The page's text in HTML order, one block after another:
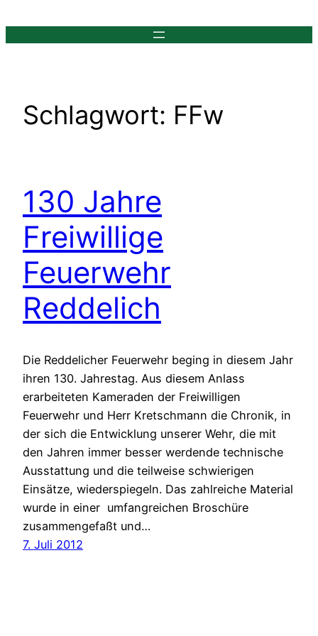
Schlagwort: FFw
130 Jahre
Freiwillige
Feuerwehr
Reddelich
Die Reddelicher Feuerwehr beging in diesem Jahr
ihren 130. Jahrestag. Aus diesem Anlass
erarbeiteten Kameraden der Freiwilligen
Feuerwehr und Herr Kretschmann die Chronik, in
der sich die Entwicklung unserer Wehr, die mit
den Jahren immer besser werdende technische
Ausstattung und die teilweise schwierigen
Einsätze, wiederspiegeln. Das zahlreiche Material
wurde in einer umfangreichen Broschüre
zusammengefaßt und…
7. Juli 2012